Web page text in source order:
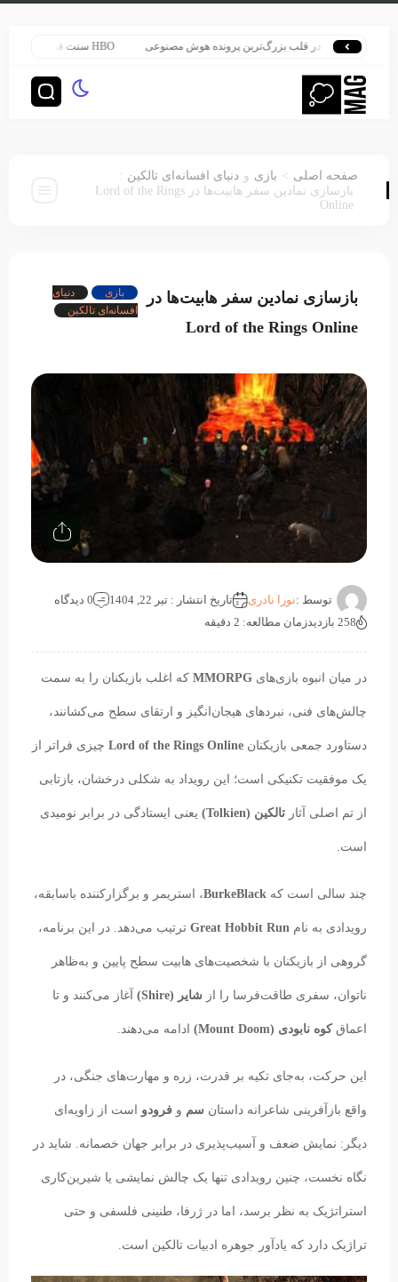
هری پاتر در قلب بزرگ‌ترین پرونده هوش مصنوعی
صفحه اصلی > بازی و دنیای افسانه‌ای تالکین :
بازسازی نمادین سفر هابیت‌ها در Lord of the Rings
Online
بازسازی نمادین سفر هابیت‌ها در
Lord of the Rings Online
بازی
دنیای
افسانه‌ای تالکین
توسط :نورا نادری تاریخ انتشار : تیر 22, 1404
0 دیدگاه
258 بازدید
زمان مطالعه: 2 دقیقه
در میان انبوه بازی‌های MMORPG که اغلب بازیکنان را به سمت
چالش‌های فنی، نبردهای هیجان‌انگیز و ارتقای سطح می‌کشانند،
دستاورد جمعی بازیکنان Lord of the Rings Online چیزی فراتر از
یک موفقیت تکنیکی است؛ این رویداد به شکلی درخشان، بازتابی
از تم اصلی آثار تالکین (Tolkien) یعنی ایستادگی در برابر نومیدی
است.
چند سالی است که BurkeBlack، استریمر و برگزارکننده باسابقه،
رویدادی به نام Great Hobbit Run ترتیب می‌دهد. در این برنامه،
گروهی از بازیکنان با شخصیت‌های هابیت سطح پایین و به‌ظاهر
ناتوان، سفری طاقت‌فرسا را از شایر (Shire) آغاز می‌کنند و تا
اعماق کوه نابودی (Mount Doom) ادامه می‌دهند.
این حرکت، به‌جای تکیه بر قدرت، زره و مهارت‌های جنگی، در
واقع بازآفرینی شاعرانه داستان سم و فرودو است از زاویه‌ای
دیگر: نمایش ضعف و آسیب‌پذیری در برابر جهان خصمانه. شاید در
نگاه نخست، چنین رویدادی تنها یک چالش نمایشی یا شیرین‌کاری
استراتژیک به نظر برسد، اما در ژرفا، طنینی فلسفی و حتی
تراژیک دارد که یادآور جوهره ادبیات تالکین است.